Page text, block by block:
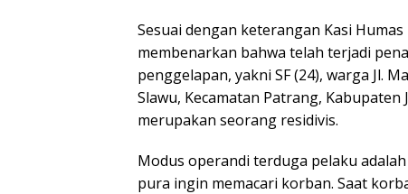
Sesuai dengan keterangan Kasi
membenarkan bahwa telah terjadi
penggelapan, yakni SF (24), warga Jl.
Slawu, Kecamatan Patrang,
merupakan seorang residivis.
Modus operandi terduga pelaku
pura ingin memacari korban. Saat